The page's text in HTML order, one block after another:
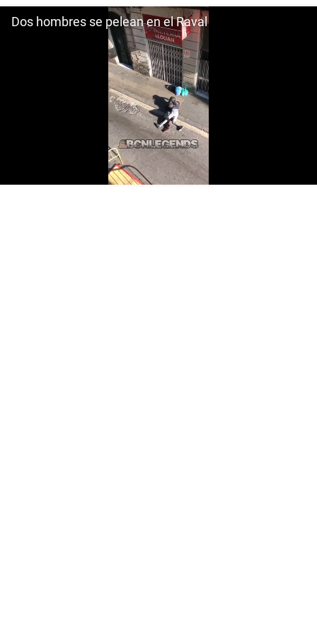
Dos hombres se pelean en el Raval